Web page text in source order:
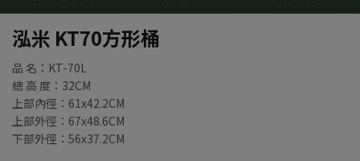
泓米 KT70方形桶
品 名：KT-70L
總 高 度：32CM
上部內徑：61x42.2CM
上部外徑：67x48.6CM
下部外徑：56x37.2CM